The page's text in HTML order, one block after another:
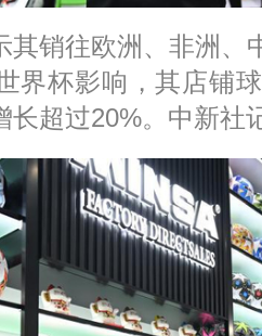
其销往欧洲、非洲、
界杯影响，其店铺
长超过20%。中新社